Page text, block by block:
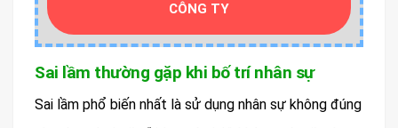
CÔNG TY
Sai lầm thường gặp khi bố trí nhân sự
Sai lầm phổ biến nhất là sử dụng nhân sự không đúng